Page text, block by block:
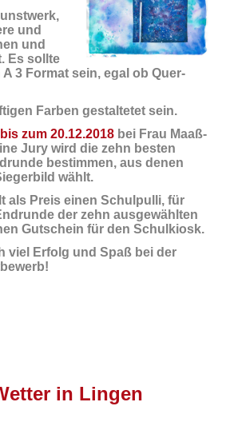
und
und
Es sollte
3 Format sein, egal ob Quer-
Farben gestaltetet sein.
bis zum 20.12.2018 bei Frau Maaß-
Jury wird die zehn besten
bestimmen, aus denen
wählt.
als Preis einen Schulpulli, für
der zehn ausgewählten
Gutschein für den Schulkiosk.
viel Erfolg und Spaß bei der
in Lingen